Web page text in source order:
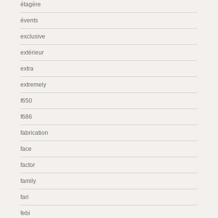
étagère
évents
exclusive
extérieur
extra
extremely
f650
f686
fabrication
face
factor
family
fari
febi